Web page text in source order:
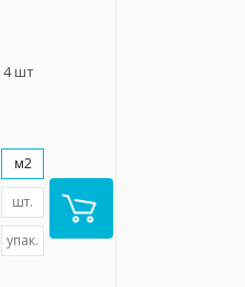
4шт
м2
шт.
упак.